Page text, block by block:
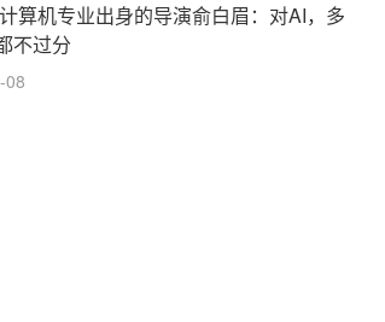
算机专业出身的导演俞白眉：对AI，多
不过分
08